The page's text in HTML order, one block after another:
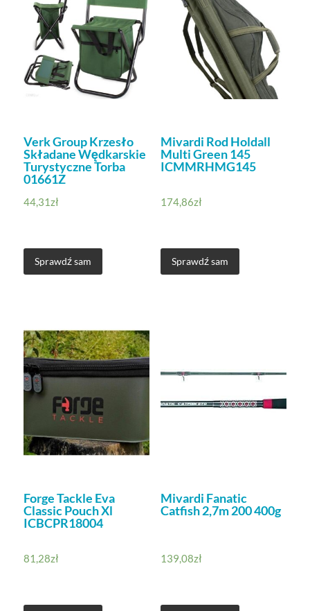
Verk Group Krzesło
Składane Wędkarskie
Turystyczne Torba
01661Z
44,31zł
Sprawdź sam
Mivardi Rod Holdall
Multi Green 145
ICMMRHMG145
174,86zł
Sprawdź sam
Forge Tackle Eva
Classic Pouch Xl
ICBCPR18004
81,28zł
Mivardi Fanatic
Catfish 2,7m 200 400g
139,08zł